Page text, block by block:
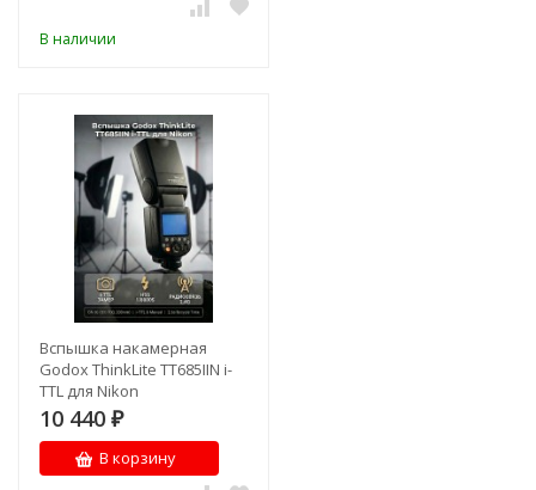
В наличии
Вспышка накамерная
Godox ThinkLite TT685IIN i-
TTL для Nikon
10 440 ₽
В корзину